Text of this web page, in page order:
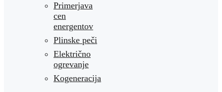
Primerjava
cen
energentov
Plinske peči
Električno
ogrevanje
Kogeneracija